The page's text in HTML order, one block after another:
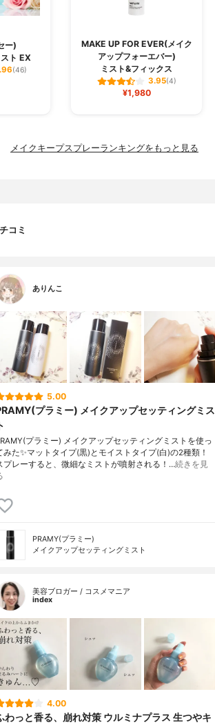
ー)
ト EX
(46)
MAKE UP FOR EVER(メイク
アップフォーエバー)
ミスト&フィックス
3.95(4)
¥1,980
メイクキープスプレーランキングをもっと見る
コミ
ありんこ
5.00
プラミー) メイクアップセッティングミス
プラミー) メイクアップセッティングミストを使っ
みた✨マットタイプ(黒)とモイストタイプ(白)の2種類！
プレーすると、微細なミストが噴射される！…続きを見
PRAMY(プラミー)
メイクアップセッティングミスト
美容ブロガー / コスメマニア
index
4.00
わっと香る、崩れ対策 ウルミナプラス 生つやキ